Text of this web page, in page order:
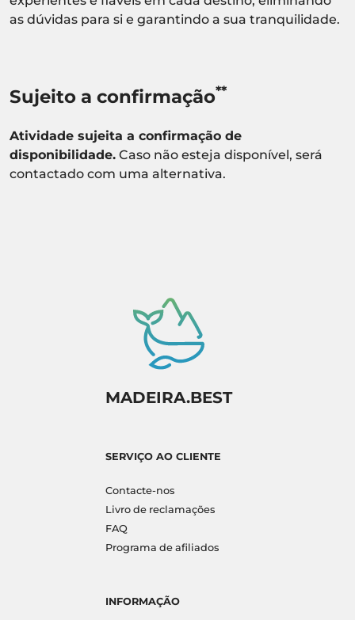
as dúvidas para si e garantindo a sua tranquilidade.
Sujeito a confirmação**
Atividade sujeita a confirmação de
disponibilidade. Caso não esteja disponível, será
contactado com uma alternativa.
MADEIRA.BEST
SERVIÇO AO CLIENTE
Contacte-nos
Livro de reclamações
FAQ
Programa de afiliados
INFORMAÇÃO